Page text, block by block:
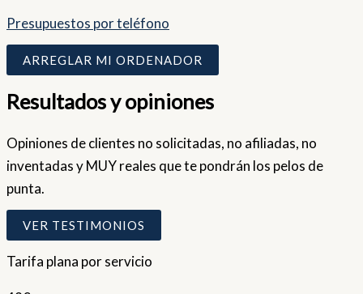
Presupuestos por teléfono
ARREGLAR MI ORDENADOR
Resultados y opiniones
Opiniones de clientes no solicitadas, no afiliadas, no
inventadas y MUY reales que te pondrán los pelos de
punta.
VER TESTIMONIOS
Tarifa plana por servicio